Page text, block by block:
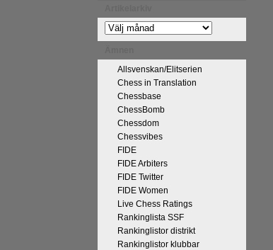
Artikelarkiv
Allsvenskan/Elitserien
Chess in Translation
Chessbase
ChessBomb
Chessdom
Chessvibes
FIDE
FIDE Arbiters
FIDE Twitter
FIDE Women
Live Chess Ratings
Rankinglista SSF
Rankinglistor distrikt
Rankinglistor klubbar